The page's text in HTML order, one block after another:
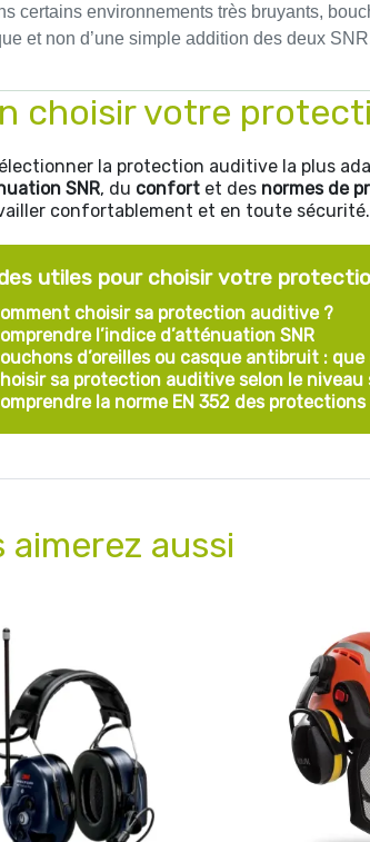
certains environnements très bruyants,
et non d’une simple addition des deux
choisir votre
la protection auditive la plus
SNR, du confort et des normes de
confortablement et en toute sécurité.
utiles pour choisir votre
choisir sa protection auditive ?
l’indice d’atténuation SNR
d’oreilles ou casque antibruit : que
sa protection auditive selon le niveau
la norme EN 352 des
aimerez aussi